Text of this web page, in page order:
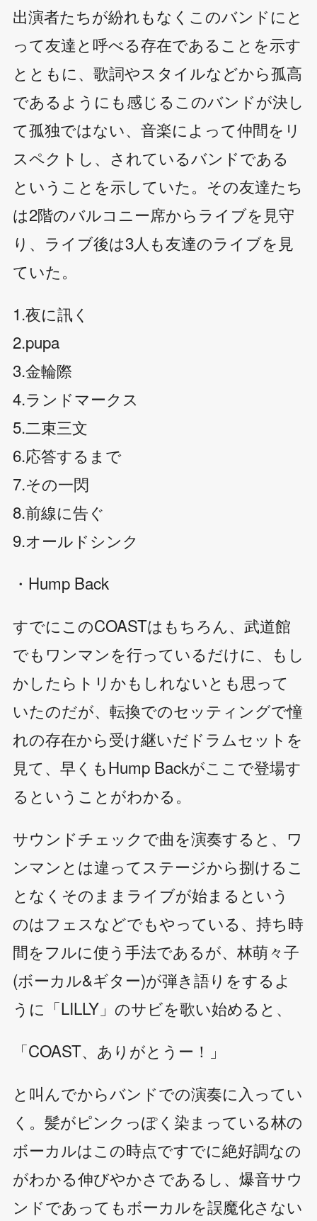
出演者たちが紛れもなくこのバンドにと
って友達と呼べる存在であることを示す
とともに、歌詞やスタイルなどから孤高
であるようにも感じるこのバンドが決し
て孤独ではない、音楽によって仲間をリ
スペクトし、されているバンドである
ということを示していた。その友達たち
は2階のバルコニー席からライブを見守
り、ライブ後は3人も友達のライブを見
ていた。
1.夜に訊く
2.pupa
3.金輪際
4.ランドマークス
5.二束三文
6.応答するまで
7.その一閃
8.前線に告ぐ
9.オールドシンク
・Hump Back
すでにこのCOASTはもちろん、武道館
でもワンマンを行っているだけに、もし
かしたらトリかもしれないとも思って
いたのだが、転換でのセッティングで憧
れの存在から受け継いだドラムセットを
見て、早くもHump Backがここで登場す
るということがわかる。
サウンドチェックで曲を演奏すると、ワ
ンマンとは違ってステージから捌けるこ
となくそのままライブが始まるという
のはフェスなどでもやっている、持ち時
間をフルに使う手法であるが、林萌々子
(ボーカル&ギター)が弾き語りをするよ
うに「LILLY」のサビを歌い始めると、
「COAST、ありがとうー！」
と叫んでからバンドでの演奏に入ってい
く。髪がピンクっぽく染まっている林の
ボーカルはこの時点ですでに絶好調なの
がわかる伸びやかさであるし、爆音サウ
ンドであってもボーカルを誤魔化さない